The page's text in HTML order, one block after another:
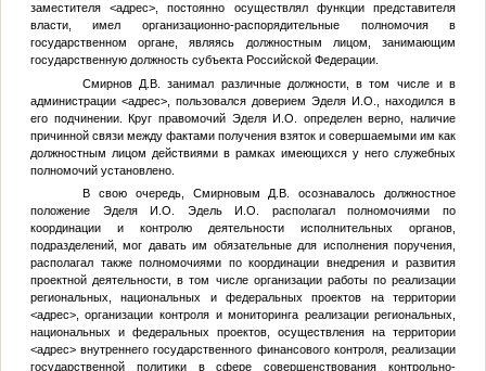
заместителя<адрес> , постоянно осуществлял функции представителя
власти, имел организационно-распорядительные полномочия в
государственном органе, являясь должностным лицом, занимающим
государственную должность субъекта Российской Федерации.
Смирнов Д.В. занимал различные должности, в том числе и в
администрации <адрес> , пользовался доверием Эделя И.О., находился в
его подчинении. Круг правомочий Эделя И.О. определен верно, наличие
причинной связи между фактами получения взяток и совершаемыми им как
должностным лицом действиями в рамках имеющихся у него служебных
полномочий установлено.
В свою очередь, Смирновым Д.В. осознавалось должностное
положение Эделя И.О. Эдель И.О. располагал полномочиями по
координации и контролю деятельности исполнительных органов,
подразделений, мог давать им обязательные для исполнения поручения,
располагал также полномочиями по координации внедрения и развития
проектной деятельности, в том числе организации работы по реализации
региональных, национальных и федеральных проектов на территории
<адрес>, организации контроля и мониторинга реализации региональных,
национальных и федеральных проектов, осуществления на территории
<адрес>внутреннего государственного финансового контроля, реализации
государственной политики в сфере совершенствования контрольно-